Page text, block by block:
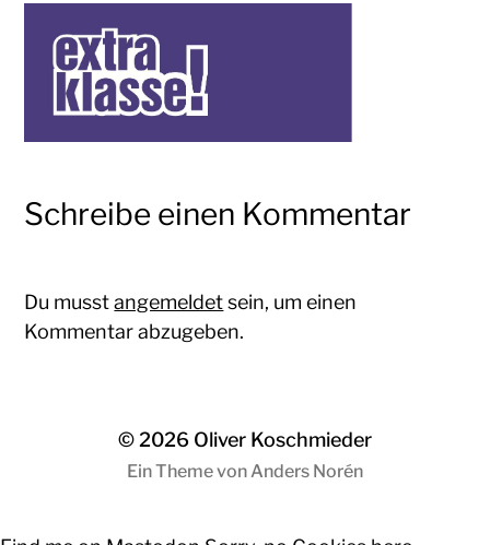
Schreibe einen Kommentar
Du musstangemeldetsein, um einen
Kommentar abzugeben.
© 2026 Oliver Koschmieder
Ein Theme vonAnders Norén